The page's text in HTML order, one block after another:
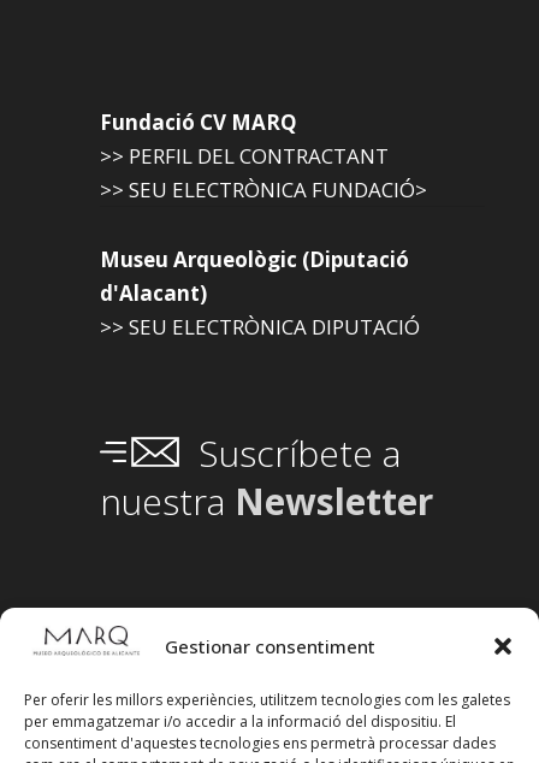
Gestionar consentiment
Per oferir les millors experiències, utilitzem tecnologies com les galetes
per emmagatzemar i/o accedir a la informació del dispositiu. El
consentiment d'aquestes tecnologies ens permetrà processar dades
Fundació CV MARQ
>> PERFIL DEL CONTRACTANT
>> SEU ELECTRÒNICA FUNDACIÓ>
Museu Arqueològic (Diputació
d'Alacant)
>> SEU ELECTRÒNICA DIPUTACIÓ
Suscríbete a
nuestra Newsletter